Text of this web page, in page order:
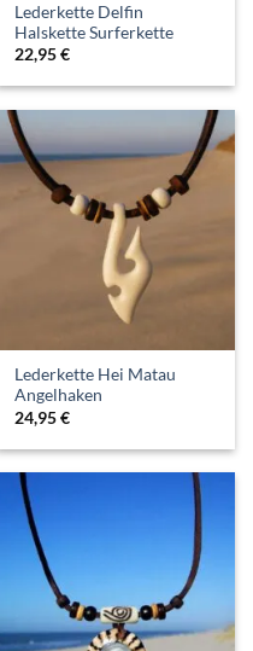
Lederkette Delfin
Halskette Surferkette
22,95€
Lederkette Hei Matau
Angelhaken
24,95€